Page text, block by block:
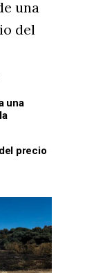
una
del
una
precio
Ambiente
Rural